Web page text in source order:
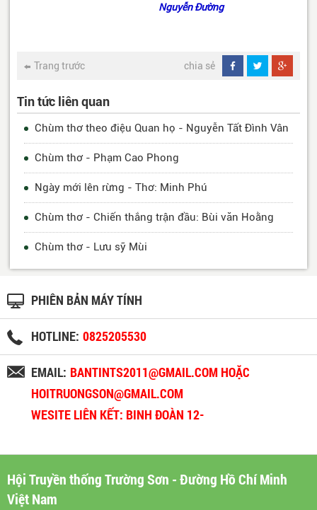
Nguyễn Đường
Trang trước chia sẻ
Tin tức liên quan
Chùm thơ theo điệu Quan họ - Nguyễn Tất Đình Vân
Chùm thơ - Phạm Cao Phong
Ngày mới lên rừng - Thơ: Minh Phú
Chùm thơ - Chiến thắng trận đầu: Bùi văn Hoằng
Chùm thơ - Lưu sỹ Mùi
PHIÊN BẢN MÁY TÍNH
HOTLINE: 0825205530
EMAIL: BANTINTS2011@GMAIL.COM HOẶC
HOITRUONGSON@GMAIL.COM
WESITE LIÊN KẾT: BINH ĐOÀN 12-
Hội Truyền thống Trường Sơn - Đường Hồ Chí Minh
Việt Nam